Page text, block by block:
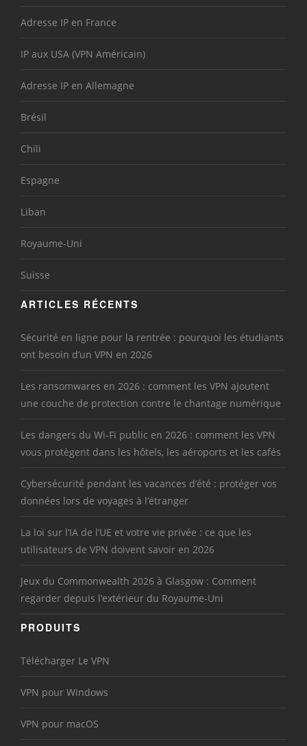
Adresse IP en France
IP aux USA (VPN Américain)
Adresse IP en Allemagne
Brésil
Chili
Espagne
Liban
Royaume-Uni
Suisse
ARTICLES RÉCENTS
Sécurité en ligne pour la rentrée : pourquoi les étudiants
ont besoin d’un VPN en 2026
Les ransomwares en 2026 : comment les VPN ajoutent
une couche de protection contre le chantage numérique
Les dangers du Wi-Fi public en 2026 : comment les VPN
vous protègent dans les hôtels, les aéroports et les cafés
Cybersécurité pendant les vacances d’été : protéger vos
données lors de voyages à l’étranger
La loi sur l’IA de l’UE et votre vie privée : ce que les
utilisateurs de VPN doivent savoir en 2026
Jeux du Commonwealth 2026 à Glasgow : Comment
regarder depuis l’extérieur du Royaume-Uni
PRODUITS
Télécharger Le VPN
VPN pour Windows
VPN pour macOS